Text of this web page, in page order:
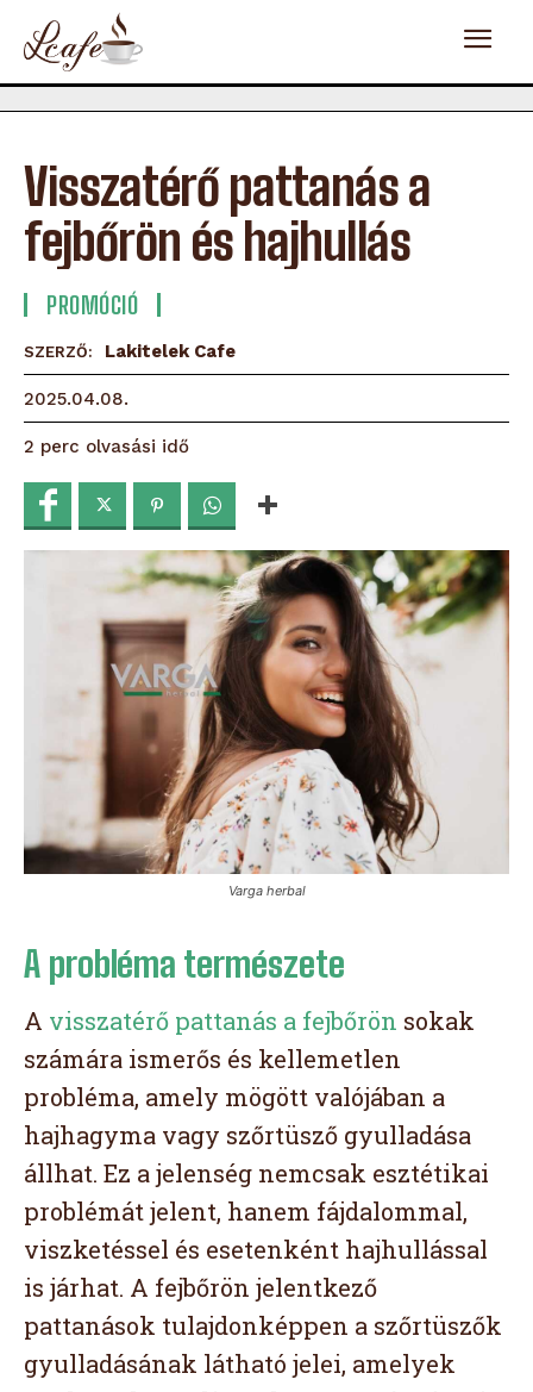
Visszatérő pattanás a
fejbőrön és hajhullás
PROMÓCIÓ
SZERZŐ: Lakitelek Cafe
2025.04.08.
2 perc olvasási idő
Varga herbal
A probléma természete
A visszatérő pattanás a fejbőrön sokak
számára ismerős és kellemetlen
probléma, amely mögött valójában a
hajhagyma vagy szőrtüsző gyulladása
állhat. Ez a jelenség nemcsak esztétikai
problémát jelent, hanem fájdalommal,
viszketéssel és esetenként hajhullással
is járhat. A fejbőrön jelentkező
pattanások tulajdonképpen a szőrtüszők
gyulladásának látható jelei, amelyek